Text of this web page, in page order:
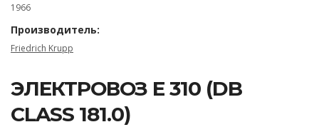
1966
Производитель:
Friedrich Krupp
ЭЛЕКТРОВОЗ E 310 (DB
CLASS 181.0)